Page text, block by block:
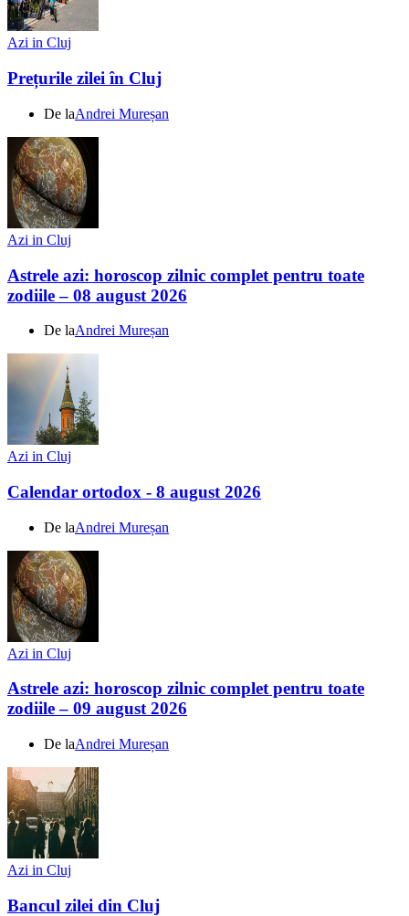
Azi in Cluj
Prețurile zilei în Cluj
De laAndrei Mureșan
Azi in Cluj
Astrele azi: horoscop zilnic complet pentru toate
zodiile – 08 august 2026
De laAndrei Mureșan
Azi in Cluj
Calendar ortodox - 8 august 2026
De laAndrei Mureșan
Azi in Cluj
Astrele azi: horoscop zilnic complet pentru toate
zodiile – 09 august 2026
De laAndrei Mureșan
Azi in Cluj
Bancul zilei din Cluj